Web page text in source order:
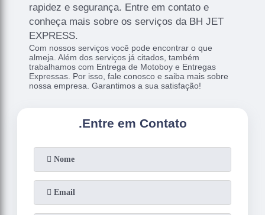
rapidez e segurança. Entre em contato e
conheça mais sobre os serviços da BH JET
EXPRESS.
Com nossos serviços você pode encontrar o que
almeja. Além dos serviços já citados, também
trabalhamos com Entrega de Motoboy e Entregas
Expressas. Por isso, fale conosco e saiba mais sobre
nossa empresa. Garantimos a sua satisfação!
.Entre em Contato